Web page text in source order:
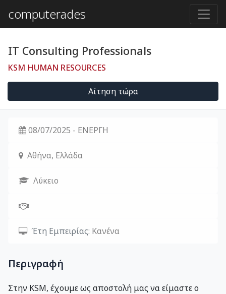
computerades
IT Consulting Professionals
KSM HUMAN RESOURCES
Αίτηση τώρα
08/07/2025 - ΕΝΕΡΓΗ
Αθήνα, Ελλάδα
Λύκειο
Έτη Εμπειρίας: Κανένα
Περιγραφή
Στην ΚSM, έχουμε ως αποστολή μας να είμαστε ο